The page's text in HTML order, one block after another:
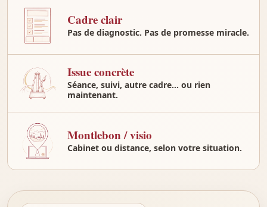
Cadre clair
Pas de diagnostic. Pas de promesse miracle.
Issue concrète
Séance, suivi, autre cadre… ou rien
maintenant.
Montlebon / visio
Cabinet ou distance, selon votre situation.